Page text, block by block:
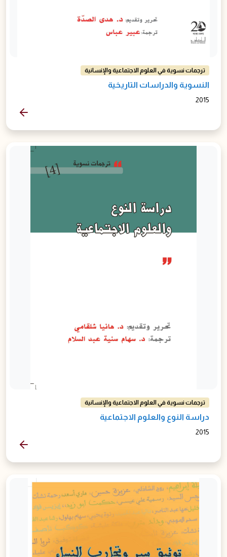
ترجمات نسوية في العلوم الاجتماعية والإنسانية
النسوية والدراسات التاريخية
2015
المزيد
ترجمات نسوية في العلوم الاجتماعية والإنسانية
دراسة النوع والعلوم الاجتماعية
2015
المزيد